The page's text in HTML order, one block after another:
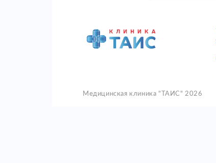
Медицинская клиника "ТАИС" 2026